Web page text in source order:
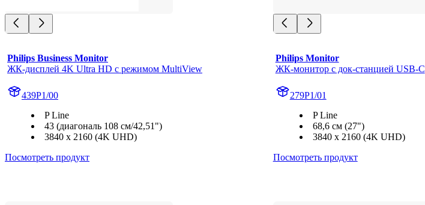
Philips Business Monitor
ЖК-дисплей 4K Ultra HD с режимом MultiView
439P1/00
P Line
43 (диагональ 108 см/42,51")
3840 x 2160 (4K UHD)
Посмотреть продукт
Philips Monitor
ЖК-монитор с док-станцией USB-C
279P1/01
P Line
68,6 см (27")
3840 x 2160 (4K UHD)
Посмотреть продукт